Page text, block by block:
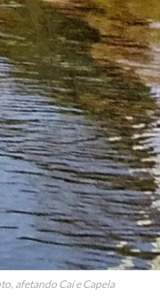
afetando Caí e Capela